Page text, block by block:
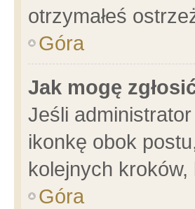
otrzymałeś
Góra
Jak mogę
Jeśli
ikonkę obok
kolejnych
Góra